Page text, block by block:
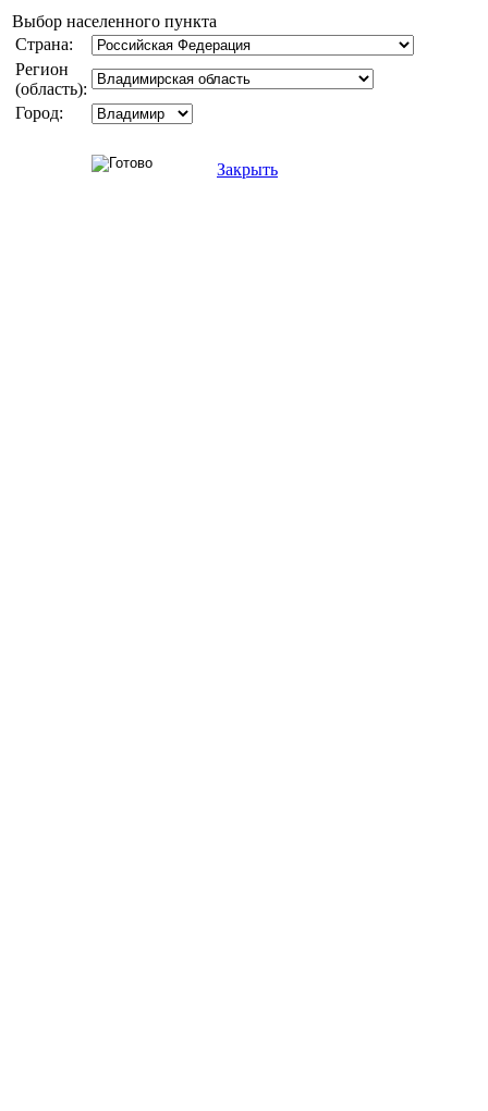
Выбор населенного пункта
Страна:
Регион
(область):
Город:
Закрыть